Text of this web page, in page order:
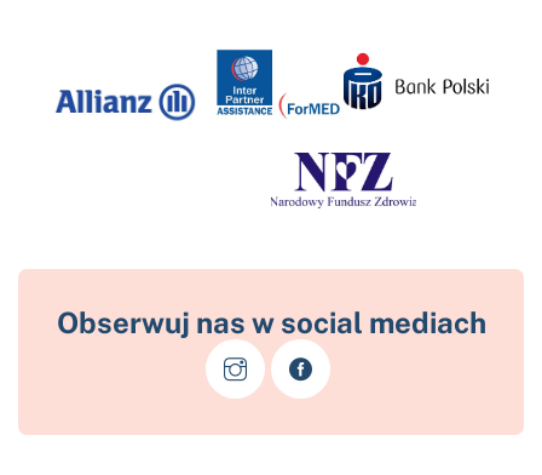
Obserwuj nas w social mediach